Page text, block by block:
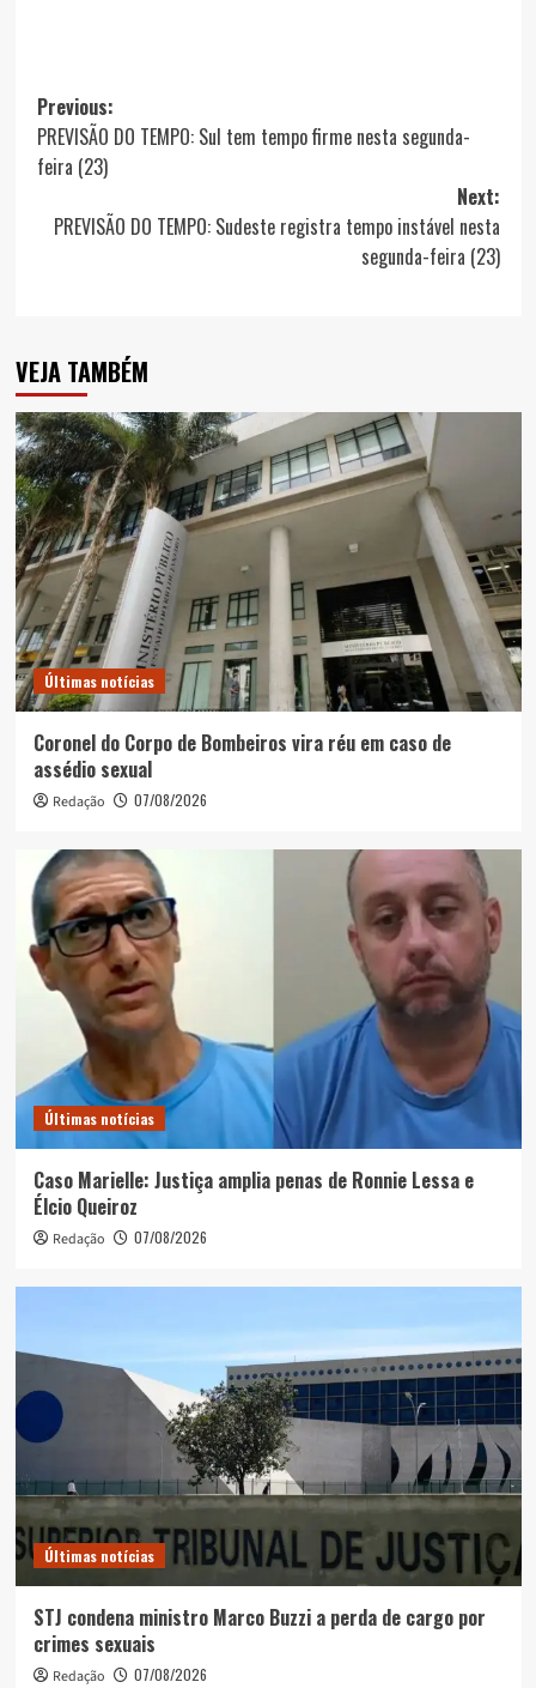
Post
navigation
Previous:
PREVISÃO DO TEMPO: Sul tem tempo firme nesta segunda-
feira (23)
Next:
PREVISÃO DO TEMPO: Sudeste registra tempo instável nesta
segunda-feira (23)
VEJA TAMBÉM
Últimas notícias
Coronel do Corpo de Bombeiros vira réu em caso de
assédio sexual
Redação 07/08/2026
Últimas notícias
Caso Marielle: Justiça amplia penas de Ronnie Lessa e
Élcio Queiroz
Redação 07/08/2026
Últimas notícias
STJ condena ministro Marco Buzzi a perda de cargo por
crimes sexuais
Redação 07/08/2026